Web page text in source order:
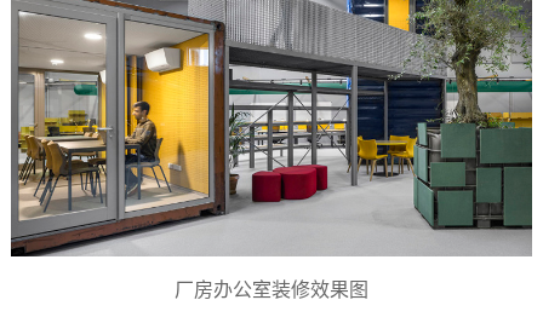
厂房办公室装修效果图